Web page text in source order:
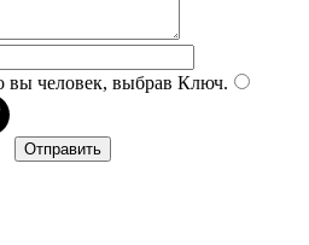
вы человек, выбрав Ключ.